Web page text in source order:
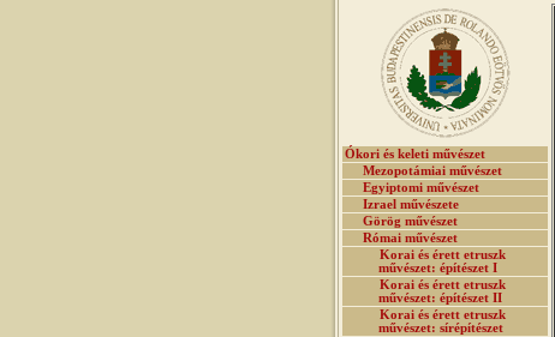
Ókori és keleti művészet
Mezopotámiai művészet
Egyiptomi művészet
Izrael művészete
Görög művészet
Római művészet
Korai és érett etruszk
művészet: építészet I
Korai és érett etruszk
művészet: építészet II
Korai és érett etruszk
művészet: sírépítészet